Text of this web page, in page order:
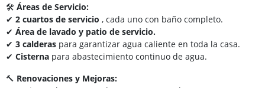
🛠️ Áreas de Servicio:
✔ 2 cuartos de servicio , cada uno con baño completo.
✔ Área de lavado y patio de servicio.
✔ 3 calderas para garantizar agua caliente en toda la casa.
✔ Cisterna para abastecimiento continuo de agua.
🔨 Renovaciones y Mejoras: